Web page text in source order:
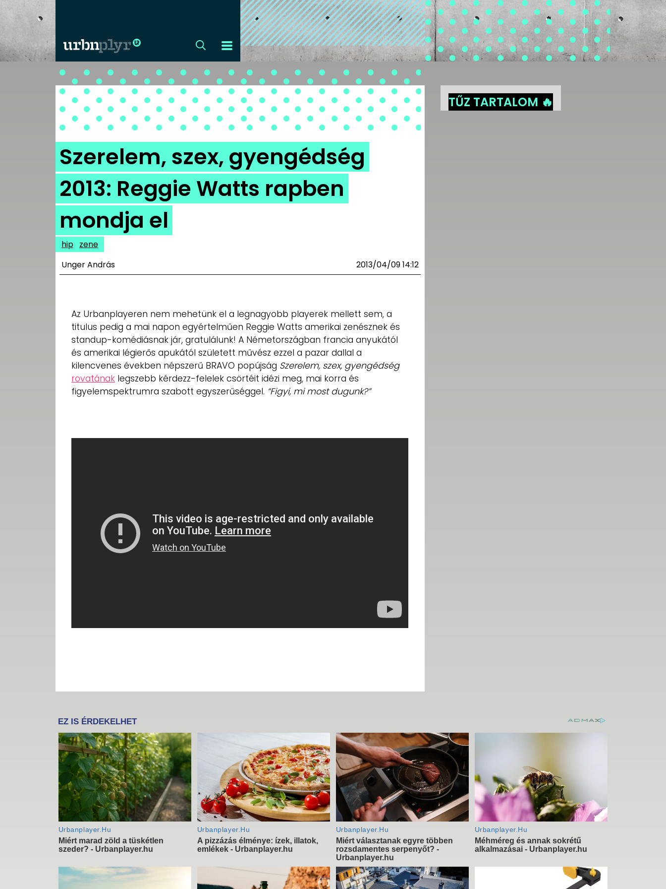
CÍMLAP
DIZÁJN
DIVAT
HIP
KULT
UTCA
MÉDIAAJÁNLAT
TÁJÉKOZTATÓ
Szerelem, szex, gyengédség
2013: Reggie Watts rapben
mondja el
hip zene
Unger András
2013/04/09 14:12
Az Urbanplayeren nem mehetünk el a legnagyobb playerek mellett sem, a
titulus pedig a mai napon egyértelműen Reggie Watts amerikai zenésznek és
standup-komédiásnak jár, gratulálunk! A Németországban francia anyukától
és amerikai légierős apukától született művész ezzel a pazar dallal a
kilencvenes években népszerű BRAVO popújság Szerelem, szex, gyengédség
rovatának legszebb kérdezz-felelek csörtéit idézi meg, mai korra és
figyelemspektrumra szabott egyszerűséggel. “Figyi, mi most dugunk?”
TŰZ TARTALOM 🔥